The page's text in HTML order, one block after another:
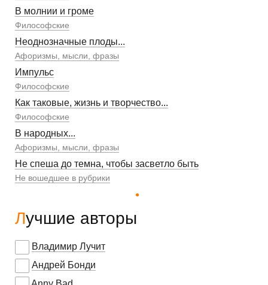
В молнии и громе
Философские
Неоднозначные плоды...
Афоризмы, мысли, фразы
Импульс
Философские
Как таковые, жизнь и творчество...
Философские
В народных...
Афоризмы, мысли, фразы
Не спеша до темна, чтобы засветло быть
Не вошедшее в рубрики
Лучшие авторы
Владимир Лучит
Андрей Бонди